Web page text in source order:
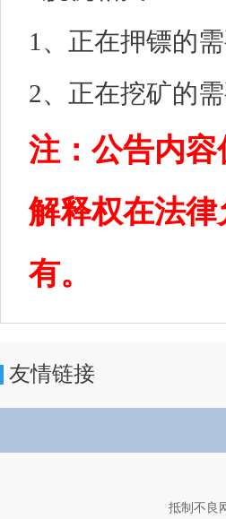
1、正在押镖的
2、正在挖矿的
注：公告内
解释权在法
有。
友情链接
抵制不良